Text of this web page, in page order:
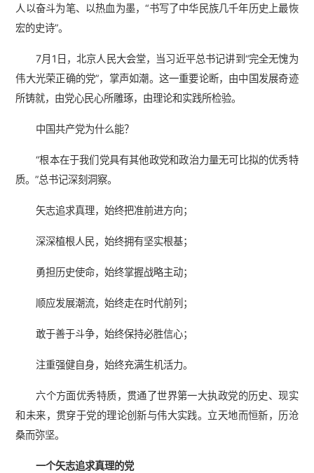
人以奋斗为笔、以热血为墨，“书写了中华民族几千年历史上最恢
宏的史诗”。
7月1日，北京人民大会堂，当习近平总书记讲到“完全无愧为
伟大光荣正确的党”，掌声如潮。这一重要论断，由中国发展奇迹
所铸就，由党心民心所雕琢，由理论和实践所检验。
中国共产党为什么能？
“根本在于我们党具有其他政党和政治力量无可比拟的优秀特
质。”总书记深刻洞察。
矢志追求真理，始终把准前进方向；
深深植根人民，始终拥有坚实根基；
勇担历史使命，始终掌握战略主动；
顺应发展潮流，始终走在时代前列；
敢于善于斗争，始终保持必胜信心；
注重强健自身，始终充满生机活力。
六个方面优秀特质，贯通了世界第一大执政党的历史、现实
和未来，贯穿于党的理论创新与伟大实践。立天地而恒新，历沧
桑而弥坚。
一个矢志追求真理的党